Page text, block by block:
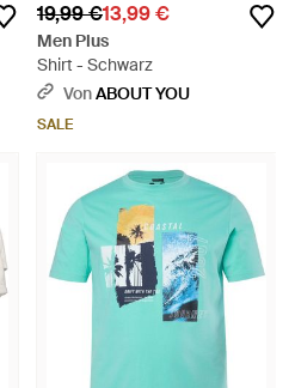
19,99 €13,99 €
Men Plus
Shirt - Schwarz
VonABOUT YOU
SALE